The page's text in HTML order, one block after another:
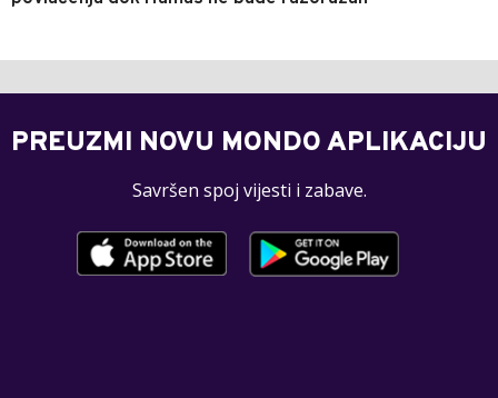
PREUZMI NOVU MONDO APLIKACIJU
Savršen spoj vijesti i zabave.